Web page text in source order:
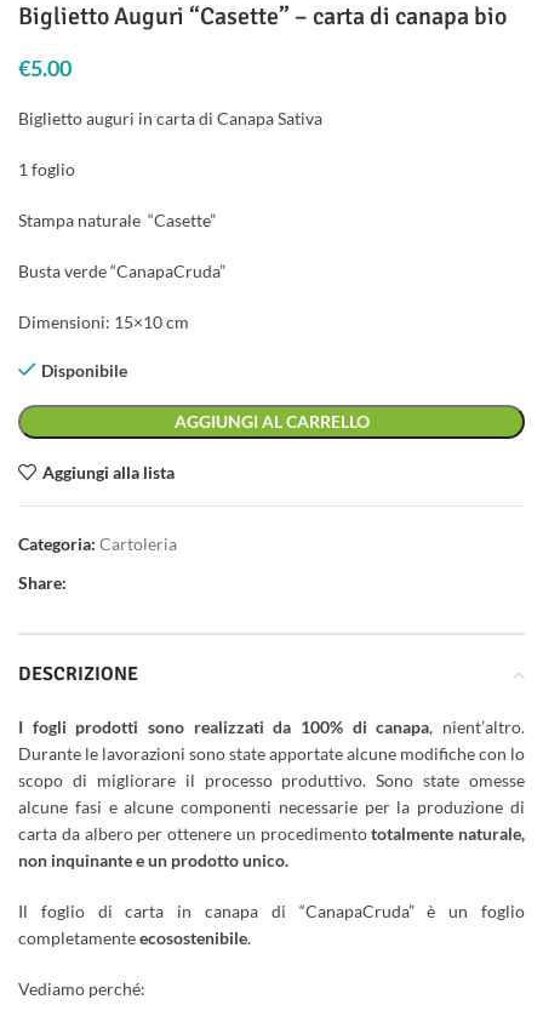
Biglietto Auguri “Casette” – carta di canapa bio
€5.00
Biglietto auguri in carta di Canapa Sativa
1 foglio
Stampa naturale “Casette”
Busta verde “CanapaCruda”
Dimensioni: 15×10 cm
Disponibile
AGGIUNGI AL CARRELLO
Aggiungi alla lista
Categoria: Cartoleria
Share:
DESCRIZIONE
I fogli prodotti sono realizzati da 100% di canapa, nient’altro.
Durante le lavorazioni sono state apportate alcune modifiche con lo
scopo di migliorare il processo produttivo. Sono state omesse
alcune fasi e alcune componenti necessarie per la produzione di
carta da albero per ottenere un procedimentototalmente naturale,
non inquinante e un prodotto unico.
Il foglio di carta in canapa di “CanapaCruda” è un foglio
completamenteecosostenibile.
Vediamo perché: